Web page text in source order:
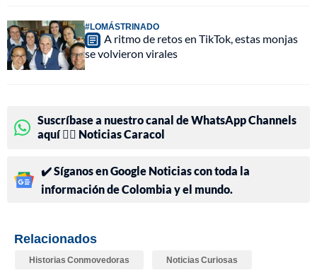
#LOMÁSTRINADO
A ritmo de retos en TikTok, estas monjas
se volvieron virales
Suscríbase a nuestro canal de WhatsApp Channels
aquí 👉🏻 Noticias Caracol
✔️ Síganos en Google Noticias con toda la
información de Colombia y el mundo.
Relacionados
Historias Conmovedoras Noticias Curiosas